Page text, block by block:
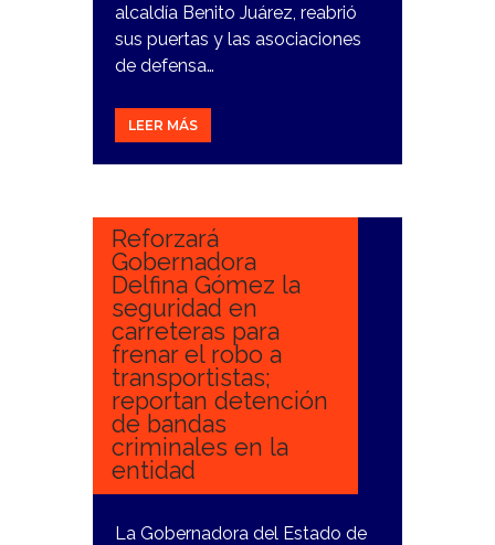
alcaldía Benito Juárez, reabrió
sus puertas y las asociaciones
de defensa…
LEER MÁS
26
Reforzará
Gobernadora
Delfina Gómez la
seguridad en
carreteras para
frenar el robo a
transportistas;
reportan detención
de bandas
criminales en la
entidad
La Gobernadora del Estado de